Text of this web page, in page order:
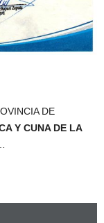
DE
Y CUNA DE LA